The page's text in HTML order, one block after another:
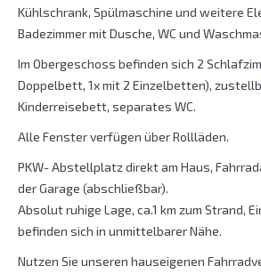
Kühlschrank, Spülmaschine und weitere
Badezimmer mit Dusche, WC und
Im Obergeschoss befinden sich 2
Doppelbett, 1x mit 2 Einzelbetten),
Kinderreisebett, separates WC.
Alle Fenster verfügen über Rollläden.
PKW- Abstellplatz direkt am Haus,
der Garage (abschließbar).
Absolut ruhige Lage, ca.1 km zum Strand,
befinden sich in unmittelbarer Nähe.
Nutzen Sie unseren hauseigenen